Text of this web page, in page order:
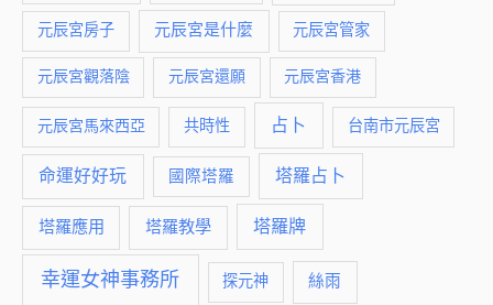
元辰宮房子 元辰宮是什麼 元辰宮管家
元辰宮觀落陰 元辰宮還願 元辰宮香港
元辰宮馬來西亞 共時性 占卜 台南市元辰宮
命運好好玩 國際塔羅 塔羅占卜
塔羅應用 塔羅教學 塔羅牌
幸運女神事務所 探元神 絲雨